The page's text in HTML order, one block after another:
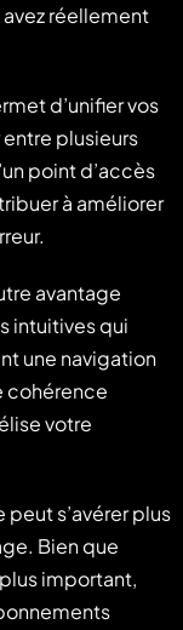
réellement
d’unifier vos
plusieurs
point d’accès
à améliorer
avantage
intuitives qui
une navigation
cohérence
votre
s’avérer plus
Bien que
important,